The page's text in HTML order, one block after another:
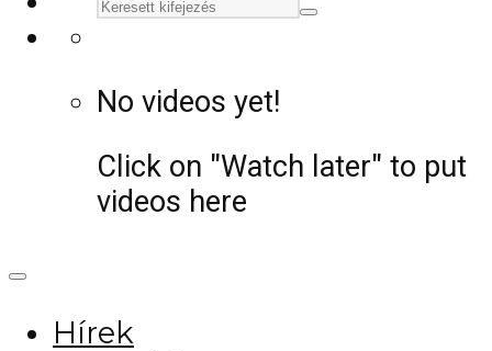
No videos yet!
Click on "Watch later" to put
videos here
Hírek